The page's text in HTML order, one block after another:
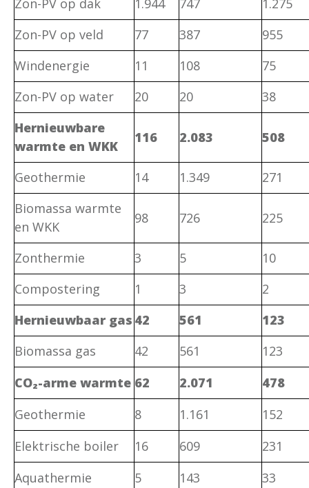
Zon-PV op dak 1.944 747
1.275
Zon-PV op veld
77 387
955
Windenergie
11 108
75
Zon-PV op water
20 20
38
Hernieuwbare
warmte en WKK
116 2.083 508
Geothermie 14 1.349
271
Biomassa warmte
en WKK
98 726 225
Zonthermie 3 5
10
Compostering
1 3
2
Hernieuwbaar gas 42 561
123
Biomassa gas
42 561
123
CO₂-arme warmte 62 2.071
478
Geothermie
8 1.161
152
Elektrische boiler
16 609
231
Aquathermie
5 143
33